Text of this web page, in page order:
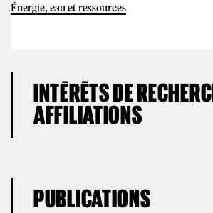
Énergie, eau et ressources
INTÉRÊTS DE
AFFILIATIONS
PUBLICATIONS